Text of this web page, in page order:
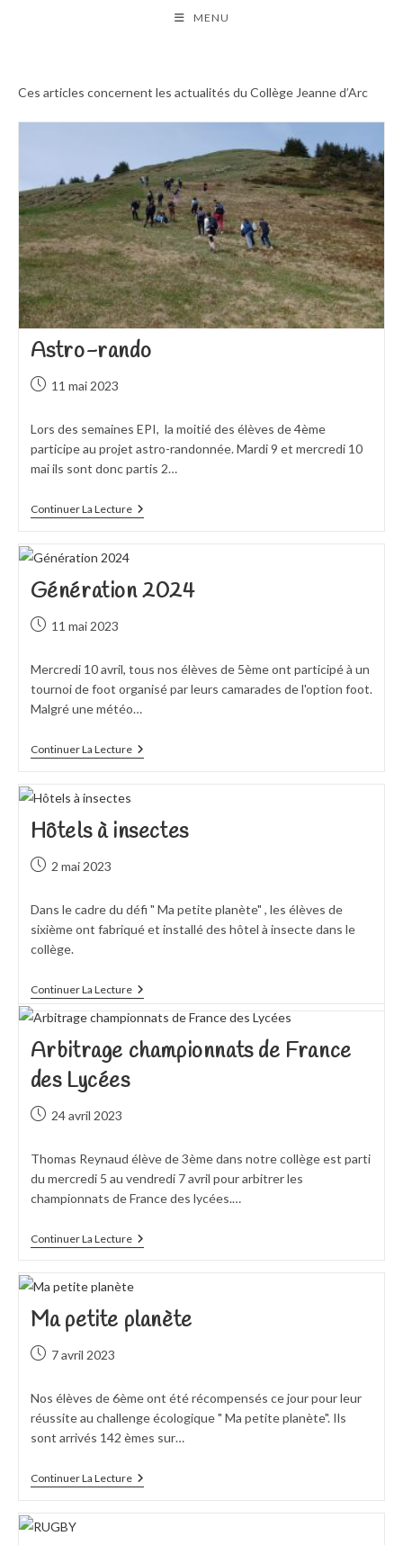
MENU
Ces articles concernent les actualités du Collège Jeanne d’Arc
Astro-rando
Publication
11 mai 2023
Lors des semaines EPI, la moitié des élèves de 4ème
participe au projet astro-randonnée. Mardi 9 et mercredi 10
mai ils sont donc partis 2…
Continuer La LectureAstro-
Génération 2024
Publication
11 mai 2023
Mercredi 10 avril, tous nos élèves de 5ème ont participé à un
tournoi de foot organisé par leurs camarades de l'option foot.
Malgré une météo…
Continuer La LectureGénération
2024
Hôtels à insectes
Publication
2 mai 2023
Dans le cadre du défi " Ma petite planète" , les élèves de
sixième ont fabriqué et installé des hôtel à insecte dans le
collège.
Continuer La LectureHôtels
À
Insectes
Arbitrage championnats de France
des Lycées
Publication
24 avril 2023
Thomas Reynaud élève de 3ème dans notre collège est parti
du mercredi 5 au vendredi 7 avril pour arbitrer les
championnats de France des lycées.…
Continuer La LectureArbitrage
Championnats
France
Des
Lycées
Ma petite planète
Publication
7 avril 2023
Nos élèves de 6ème ont été récompensés ce jour pour leur
réussite au challenge écologique " Ma petite planète". Ils
sont arrivés 142 èmes sur…
Continuer La LectureMa
Petite